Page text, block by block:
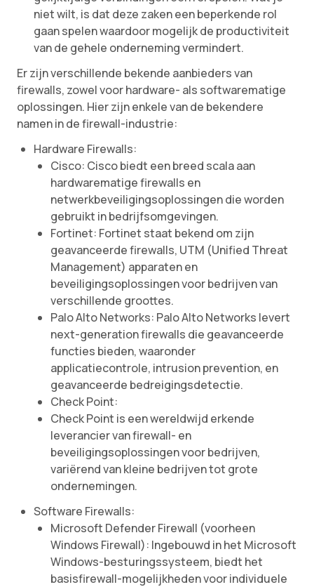
niet wilt, is dat deze zaken een beperkende rol
gaan spelen waardoor mogelijk de productiviteit
van de gehele onderneming vermindert.
Er zijn verschillende bekende aanbieders van
firewalls, zowel voor hardware- als softwarematige
oplossingen. Hier zijn enkele van de bekendere
namen in de firewall-industrie:
Hardware Firewalls:
Cisco: Cisco biedt een breed scala aan
hardwarematige firewalls en
netwerkbeveiligingsoplossingen die worden
gebruikt in bedrijfsomgevingen.
Fortinet: Fortinet staat bekend om zijn
geavanceerde firewalls, UTM (Unified Threat
Management) apparaten en
beveiligingsoplossingen voor bedrijven van
verschillende groottes.
Palo Alto Networks: Palo Alto Networks levert
next-generation firewalls die geavanceerde
functies bieden, waaronder
applicatiecontrole, intrusion prevention, en
geavanceerde bedreigingsdetectie.
Check Point:
Check Point is een wereldwijd erkende
leverancier van firewall- en
beveiligingsoplossingen voor bedrijven,
variërend van kleine bedrijven tot grote
ondernemingen.
Software Firewalls:
Microsoft Defender Firewall (voorheen
Windows Firewall): Ingebouwd in het Microsoft
Windows-besturingssysteem, biedt het
basisfirewall-mogelijkheden voor individuele